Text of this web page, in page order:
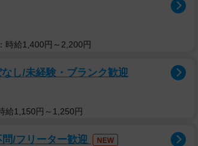
ていきました。
対応していましたが、あまりにも頻度が増
どこまで対応する必要があるのでしょう
時給1,400円～2,200円
し/未経験・ブランク歓迎
給1,150円～1,250円
/フリーター歓迎 NEW